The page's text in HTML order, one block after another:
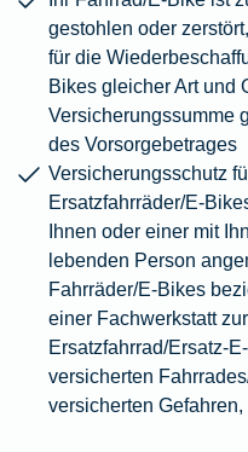
gestohlen oder
für die
Bikes gleicher Art und
Versicherungssumme
des Vorsorgebetrages
Versicherungsschutz
Ersatzfahrräder/E-
Ihnen oder einer mit
lebenden Person
Fahrräder/E-Bikes
einer Fachwerkstatt
Ersatzfahrrad/Ersatz-
versicherten
versicherten